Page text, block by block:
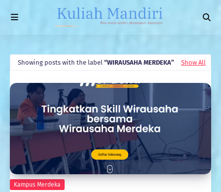
Showing posts with the label WIRAUSAHA MERDEKA Show All
Kampus Merdeka